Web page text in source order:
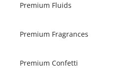
Premium Fluids
Premium Fragrances
Premium Confetti